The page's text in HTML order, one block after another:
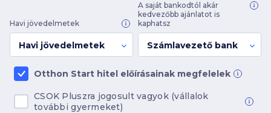
Havi jövedelmetek
Havi jövedelmetek
A saját bankodtól akár
kedvezőbb ajánlatot is
kaphatsz
Számlavezető bank
Otthon Start hitel előírásainak megfelelek
CSOK Pluszra jogosult vagyok (vállalok
további gyermeket)